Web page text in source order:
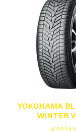
YOKOHAMA
WINTER